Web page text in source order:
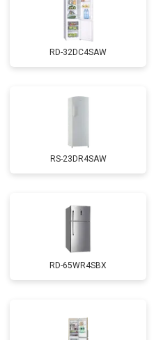
RD-32DC4SAW
RS-23DR4SAW
RD-65WR4SBX